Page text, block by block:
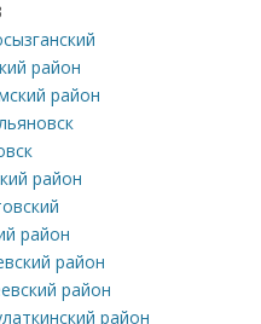
район
район
район
район
район
район
район